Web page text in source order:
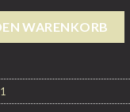
WARENKORB